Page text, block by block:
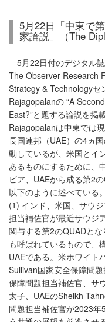
5月22日「中東で
家論説」（The
5月22日付のデジタル
The Observer Research
Strategy & Technologyセ
Rajagopalanの “A
East?”と題する論説を掲
Rajagopalanは中東では
長国連邦（UAE）の4ヵ
動しているが、米国とイ
あるものにするために、
ビア、UAEから成る第2
以下のように述べている。
(1) インド、米国、サウ
担当補佐官が最近サウジ
関与する第2のQUADと
も呼ばれているもので、
UAEである。米ホワイト
Sullivan国家安全保障問
保障問題担当補佐官、サ
太子、UAEのSheikh
問題担当補佐官が2023